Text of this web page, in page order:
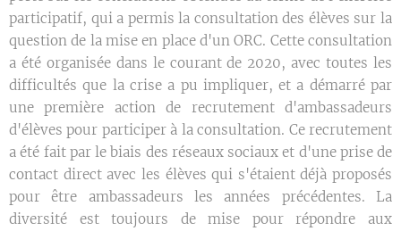
participatif, qui a permis la consultation des élèves sur la
question de la mise en place d'un ORC. Cette consultation
a été organisée dans le courant de 2020, avec toutes les
difficultés que la crise a pu impliquer, et a démarré par
une première action de recrutement d'ambassadeurs
d'élèves pour participer à la consultation. Ce recrutement
a été fait par le biais des réseaux sociaux et d'une prise de
contact direct avec les élèves qui s'étaient déjà proposés
pour être ambassadeurs les années précédentes. La
diversité est toujours de mise pour répondre aux